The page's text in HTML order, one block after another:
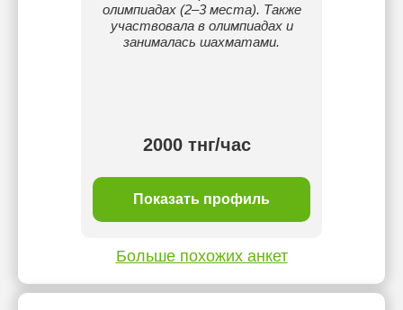
олимпиадах (2–3 места). Также
участвовала в олимпиадах и
занималась шахматами.
2000 тнг/час
Показать профиль
Больше похожих анкет